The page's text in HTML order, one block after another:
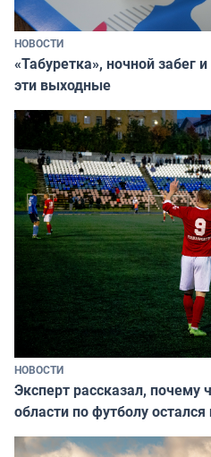
НОВОСТИ
«Табуретка», ночной забег
эти выходные
НОВОСТИ
Эксперт рассказал,
области по футболу